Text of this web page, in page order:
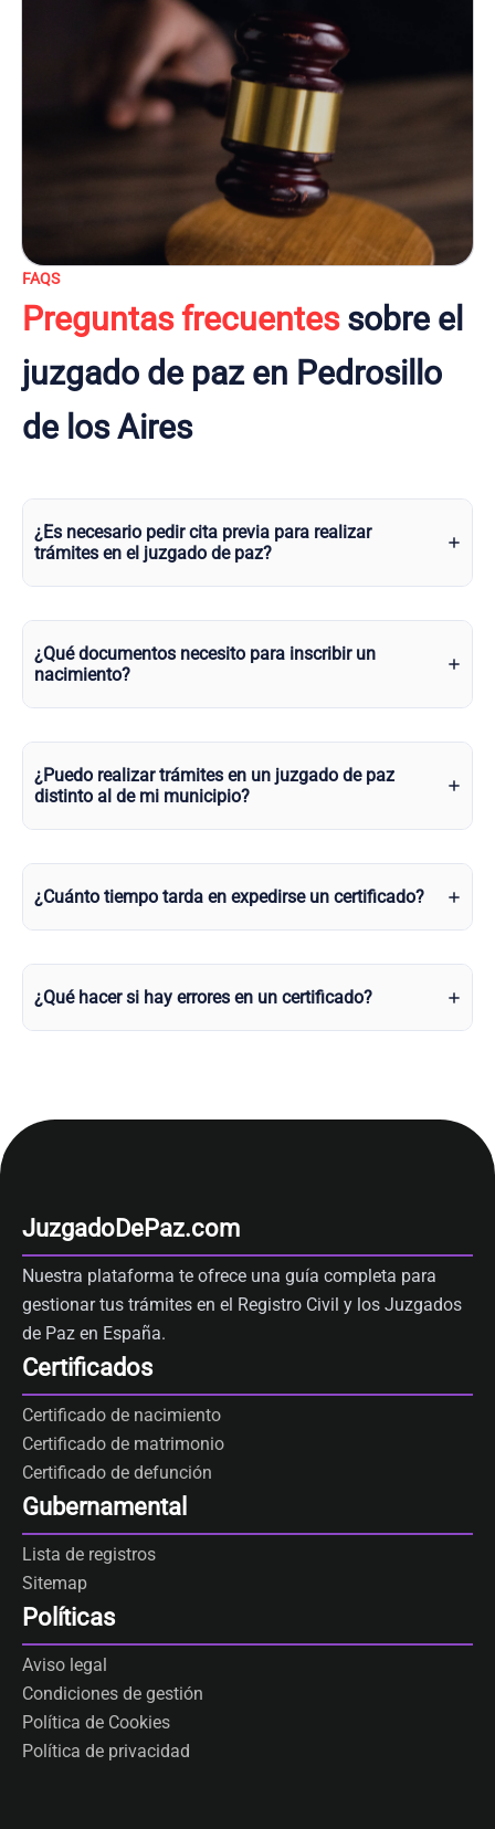
FAQS
Preguntas frecuentessobre el
juzgado de paz en Pedrosillo
de los Aires
¿Es necesario pedir cita previa para realizar
trámites en el juzgado de paz?
¿Qué documentos necesito para inscribir un
nacimiento?
¿Puedo realizar trámites en un juzgado de paz
distinto al de mi municipio?
¿Cuánto tiempo tarda en expedirse un certificado?
¿Qué hacer si hay errores en un certificado?
JuzgadoDePaz.com
Nuestra plataforma te ofrece una guía completa para
gestionar tus trámites en el Registro Civil y los Juzgados
de Paz en España.
Certificados
Certificado de nacimiento
Certificado de matrimonio
Certificado de defunción
Gubernamental
Lista de registros
Sitemap
Políticas
Aviso legal
Condiciones de gestión
Política de Cookies
Política de privacidad